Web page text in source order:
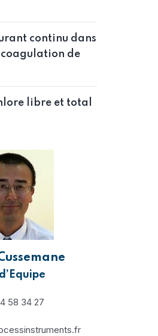
continu dans
coagulation de
libre et total
58 34 27